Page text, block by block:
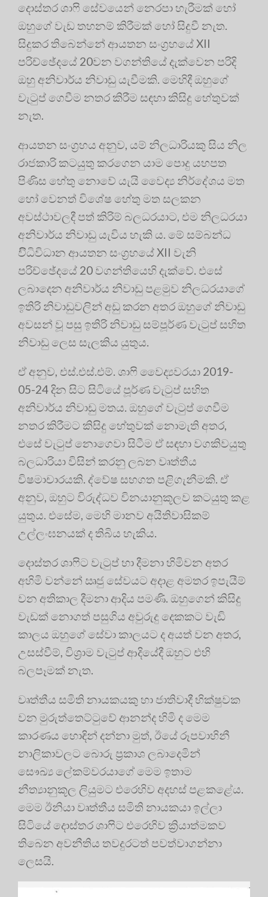
දොස්තර ශාෆි සේවයෙන් නෙරපා හැරීමක් හෝ
ඔහුගේ වැඩ තහනම් කිරීමක් හෝ සිදුවී නැත.
සිදුකර තිබෙන්නේ ආයතන සංග්‍රහයේ XII
පරිච්ඡේදයේ 20වන වගන්තියේ දැක්වෙන පරිදි
ඔහු අනිවාර්ය නිවාඩු යැවීමකි. මෙහිදී ඔහුගේ
වැටුප් ගෙවීම නතර කිරීම සඳහා කිසිදු හේතුවක්
නැත.
ආයතන සංග්‍රහය අනුව, යම් නිලධාරියකු සිය නිල
රාජකාරි කටයුතු කරගෙන යාම පොදු යහපත
පිණිස හේතු නොවේ යැයි වෛද්‍ය නිර්දේශය මත
හෝ වෙනත් විශේෂ හේතු මත සලකන
අවස්ථාවලදී පත් කිරිම් බලධරයාට, එම නිලධරයා
අනිවාර්ය නිවාඩු යැවිය හැකි ය. මේ සම්බන්ධ
විිධිවිධාන ආයතන සංග්‍රහයේ XII වැනි
පරිච්ඡේදයේ 20 වගන්තියෙහි දැක්වේ. එසේ
ලබාදෙන අනිවාර්ය නිවාඩු පළමුව නිලධරයාගේ
ඉතිරි නිවාඩුවලින් අඩු කරන අතර ඔහුගේ නිවාඩු
අවසන් වූ පසු ඉතිරි නිවාඩු සම්පූර්ණ වැටුප් සහිත
නිවාඩු ලෙස සැලකිය යුතුය.
ඒ අනුව, එස්.එස්.එම්. ශාෆි වෛද්‍යවරයා 2019-
05-24 දින සිට සිටියේ පූර්ණ වැටුප් සහිත
අනිවාර්ය නිවාඩු මතය. ඔහුගේ වැටුප් ගෙවීම
නතර කිරීමට කිසිදු හේතුවක් නොමැති අතර,
එසේ වැටුප් නොගෙවා සිටීම ඒ සඳහා වගකිවයුතු
බලධාරියා විසින් කරනු ලබන වෘත්තීය
විෂමාචාරයකි. ද්වේෂ සහගත පළිගැනීමකි. ඒ
අනුව, ඔහුට විරුද්ධව විනයානුකූලව කටයුතු කළ
යුතුය. එසේම, මෙහි මානව අයිතිවාසිකම්
උල්ලංඝනයක් ද තිබිය හැකිය.
දොස්තර ශාෆිට වැටුප් හා දීමනා හිමිවන අතර
අහිමි වන්නේ ඍජු සේවයට අදාළ අමතර ඉපැයීම්
වන අතිකාල දීමනා ආදිය පමණි. ඔහුගෙන් කිසිදු
වැඩක් නොගත් පසුගිය අවුරුදු දෙකකට වැඩි
කාලය ඔහුගේ සේවා කාලයට ද අයත් වන අතර,
උසස්වීම්, විශ්‍රාම වැටුප් ආදියේදී ඔහුට එහි
බලපෑමක් නැත.
වෘත්තීය සමිති නායකයකු හා ජාතිවාදී භික්ෂුවක
වන මුරුත්තෙට්ටුවේ ආනන්ද හිමි ද මෙම
කාරණය හොඳින් දන්නා මුත්, ඊයේ රූපවාහිනී
නාලිකාවලට බොරු ප්‍රකාශ ලබාදෙමින්
සෞඛ්‍ය ලේකම්වරයාගේ මෙම ඉතාම
නීත්‍යානුකූල ලියුමට එරෙහිව අදහස් පළකළේය.
මෙම ඊනියා වෘත්තීය සමිති නායකයා ඉල්ලා
සිටියේ දොස්තර ශාෆිට එරෙහිව ක්‍රියාත්මකව
තිබෙන අවනීතිය තවදුරටත් පවත්වාගන්නා
ලෙසයි.